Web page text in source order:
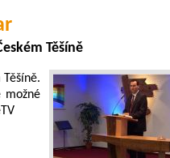
Těšíně
možné